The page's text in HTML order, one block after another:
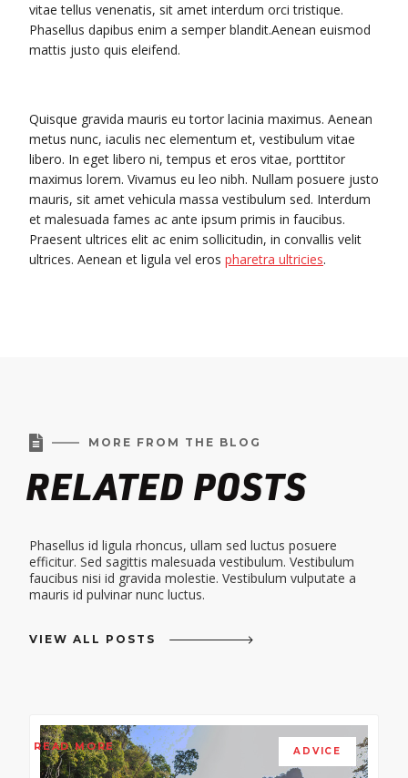
vitae tellus venenatis, sit amet interdum orci tristique.
Phasellus dapibus enim a semper blandit.Aenean euismod
mattis justo quis eleifend.
Quisque gravida mauris eu tortor lacinia maximus. Aenean
metus nunc, iaculis nec elementum et, vestibulum vitae
libero. In eget libero ni, tempus et eros vitae, porttitor
maximus lorem. Vivamus eu leo nibh. Nullam posuere justo
mauris, sit amet vehicula massa vestibulum sed. Interdum
et malesuada fames ac ante ipsum primis in faucibus.
Praesent ultrices elit ac enim sollicitudin, in convallis velit
ultrices. Aenean et ligula vel eros pharetra ultricies.
 MORE FROM THE BLOG
RELATED POSTS
Phasellus id ligula rhoncus, ullam sed luctus posuere
efficitur. Sed sagittis malesuada vestibulum. Vestibulum
faucibus nisi id gravida molestie. Vestibulum vulputate a
mauris id pulvinar nunc luctus.
VIEW ALL POSTS
ADVICE
READ MORE